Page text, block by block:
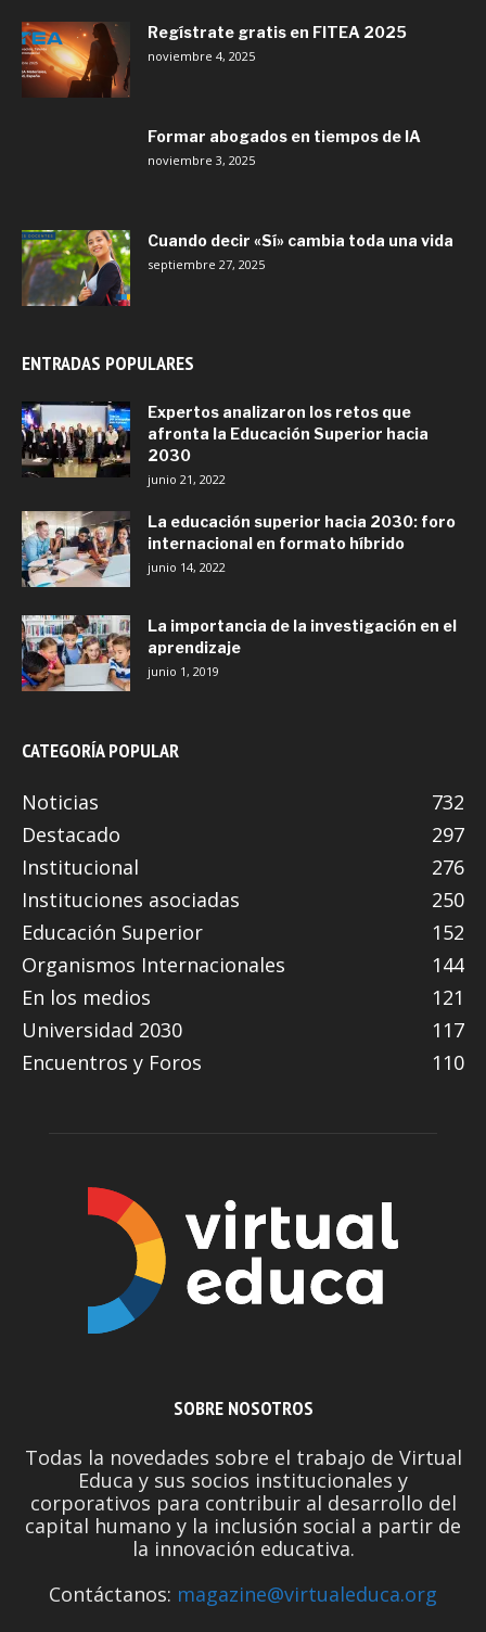
Regístrate gratis en FITEA 2025
noviembre 4, 2025
Formar abogados en tiempos de IA
noviembre 3, 2025
Cuando decir «Sí» cambia toda una vida
septiembre 27, 2025
ENTRADAS POPULARES
Expertos analizaron los retos que
afronta la Educación Superior hacia
2030
junio 21, 2022
La educación superior hacia 2030: foro
internacional en formato híbrido
junio 14, 2022
La importancia de la investigación en el
aprendizaje
junio 1, 2019
CATEGORÍA POPULAR
Noticias
732
Destacado
297
Institucional
276
Instituciones asociadas
250
Educación Superior
152
Organismos Internacionales
144
En los medios
121
Universidad 2030
117
Encuentros y Foros
110
SOBRE NOSOTROS
Todas la novedades sobre el trabajo de Virtual
Educa y sus socios institucionales y
corporativos para contribuir al desarrollo del
capital humano y la inclusión social a partir de
la innovación educativa.
Contáctanos: magazine@virtualeduca.org